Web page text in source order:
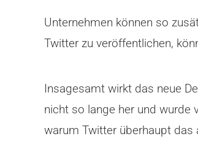
Unternehmen können so
Twitter zu veröffentlichen,
Insagesamt wirkt das neue
nicht so lange her und wurde
warum Twitter überhaupt das